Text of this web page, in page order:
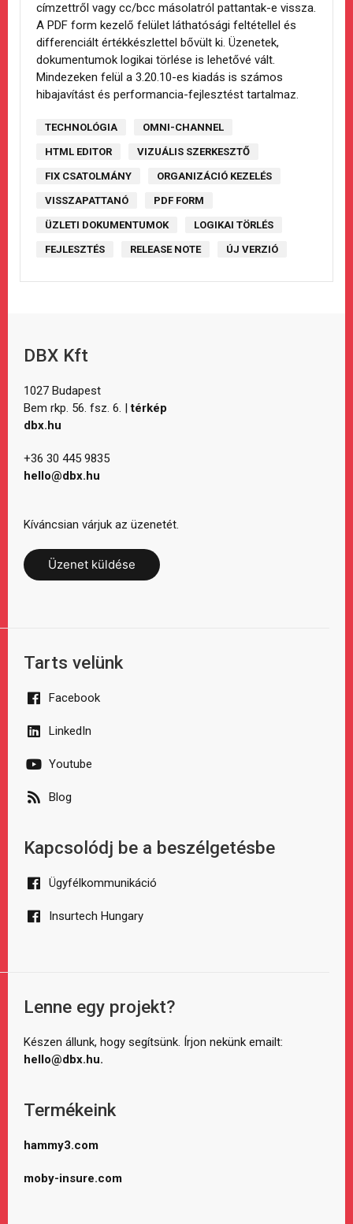
címzettről vagy cc/bcc másolatról pattantak-e vissza.
A PDF form kezelő felület láthatósági feltétellel és
differenciált értékkészlettel bővült ki. Üzenetek,
dokumentumok logikai törlése is lehetővé vált.
Mindezeken felül a 3.20.10-es kiadás is számos
hibajavítást és performancia-fejlesztést tartalmaz.
TECHNOLÓGIA OMNI-CHANNEL
HTML EDITOR VIZUÁLIS SZERKESZTŐ
FIX CSATOLMÁNY ORGANIZÁCIÓ KEZELÉS
VISSZAPATTANÓ PDF FORM
ÜZLETI DOKUMENTUMOK LOGIKAI TÖRLÉS
FEJLESZTÉS RELEASE NOTE ÚJ VERZIÓ
DBX Kft
1027 Budapest
Bem rkp. 56. fsz. 6. |térkép
dbx.hu
+36 30 445 9835
hello@dbx.hu
Kíváncsian várjuk az üzenetét.
Üzenet küldése
Tarts velünk
Facebook
LinkedIn
Youtube
Blog
Kapcsolódj be a beszélgetésbe
Ügyfélkommunikáció
Insurtech Hungary
Lenne egy projekt?
Készen állunk, hogy segítsünk. Írjon nekünk emailt:
hello@dbx.hu.
Termékeink
hammy3.com
moby-insure.com